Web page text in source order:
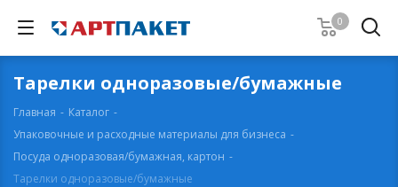
0
Тарелки одноразовые/бумажные
Главная - Каталог -
Упаковочные и расходные материалы для бизнеса -
Посуда одноразовая/бумажная, картон -
Тарелки одноразовые/бумажные